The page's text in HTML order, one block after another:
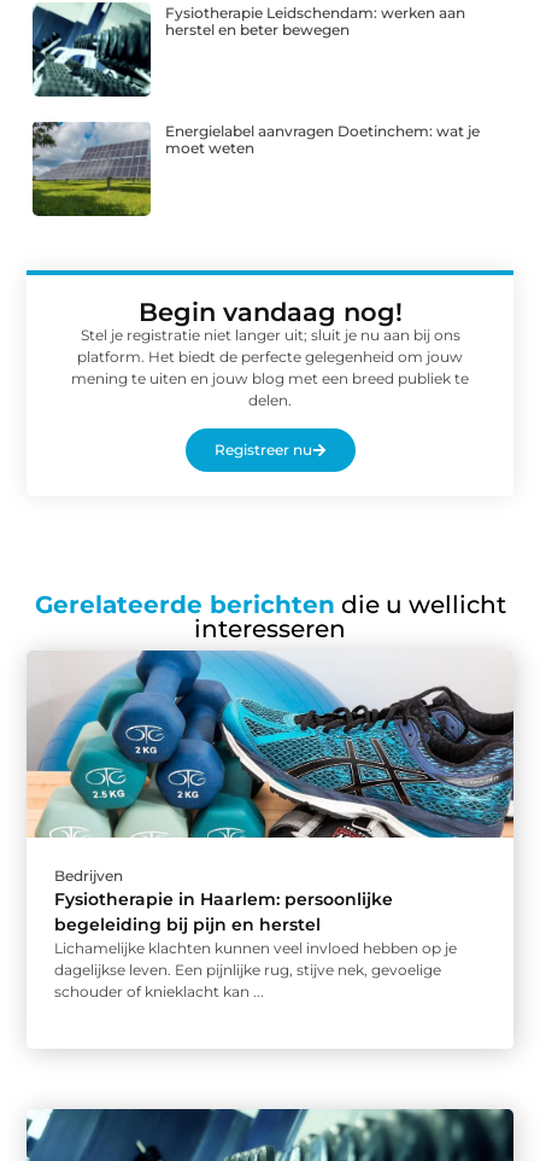
Fysiotherapie Leidschendam: werken aan
herstel en beter bewegen
Energielabel aanvragen Doetinchem: wat je
moet weten
Begin vandaag nog!
Stel je registratie niet langer uit; sluit je nu aan bij ons
platform. Het biedt de perfecte gelegenheid om jouw
mening te uiten en jouw blog met een breed publiek te
delen.
Registreer nu
Gerelateerde berichten die u wellicht
interesseren
Bedrijven
Fysiotherapie in Haarlem: persoonlijke
begeleiding bij pijn en herstel
Lichamelijke klachten kunnen veel invloed hebben op je
dagelijkse leven. Een pijnlijke rug, stijve nek, gevoelige
schouder of knieklacht kan ...